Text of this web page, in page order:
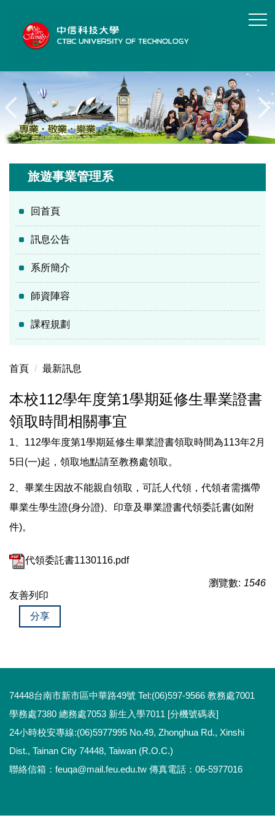
區
旅遊事業管理系
回首頁
訊息公告
系所簡介
師資陣容
課程規劃
首頁 最新訊息
本校112學年度第1學期延修生畢業證書
領取時間相關事宜
1、112學年度第1學期延修生畢業證書領取時間為113年2月
5日(一)起，領取地點請至教務處領取。
2、畢業生因故不能親自領取，可託人代領，代領者需攜帶
畢業生學生證(身分證)、印章及畢業證書代領委託書(如附
件)。
代領委託書1130116.pdf
瀏覽數: 1546
友善列印
分享
74448台南市新市區中華路49號 Tel:(06)597-9566 教務處7001
學務處7380 總務處7053 新生入學7011 [分機號碼表]
24小時校安專線:(06)5977995 No.49, Zhonghua Rd., Xinshi
Dist., Tainan City 74448, Taiwan (R.O.C.)
聯絡信箱：feuqa@mail.feu.edu.tw 傳真電話：06-5977016